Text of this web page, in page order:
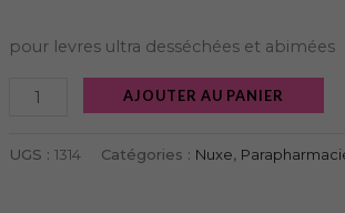
pour levres ultra desséchées et abimées
AJOUTER AU PANIER
UGS : 1314 Catégories : Nuxe,